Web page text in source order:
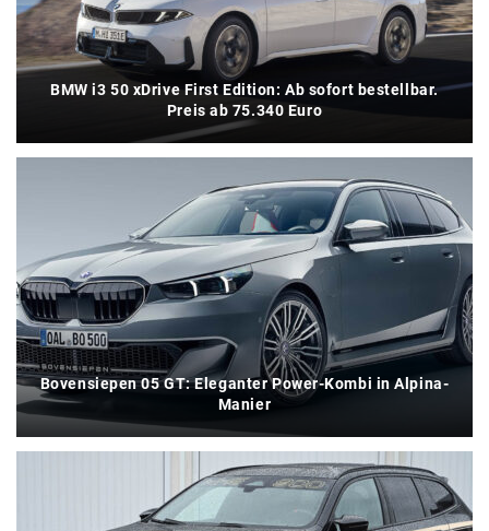
BMW i3 50 xDrive First Edition: Ab sofort bestellbar.
Preis ab 75.340 Euro
Bovensiepen 05 GT: Eleganter Power-Kombi in Alpina-
Manier